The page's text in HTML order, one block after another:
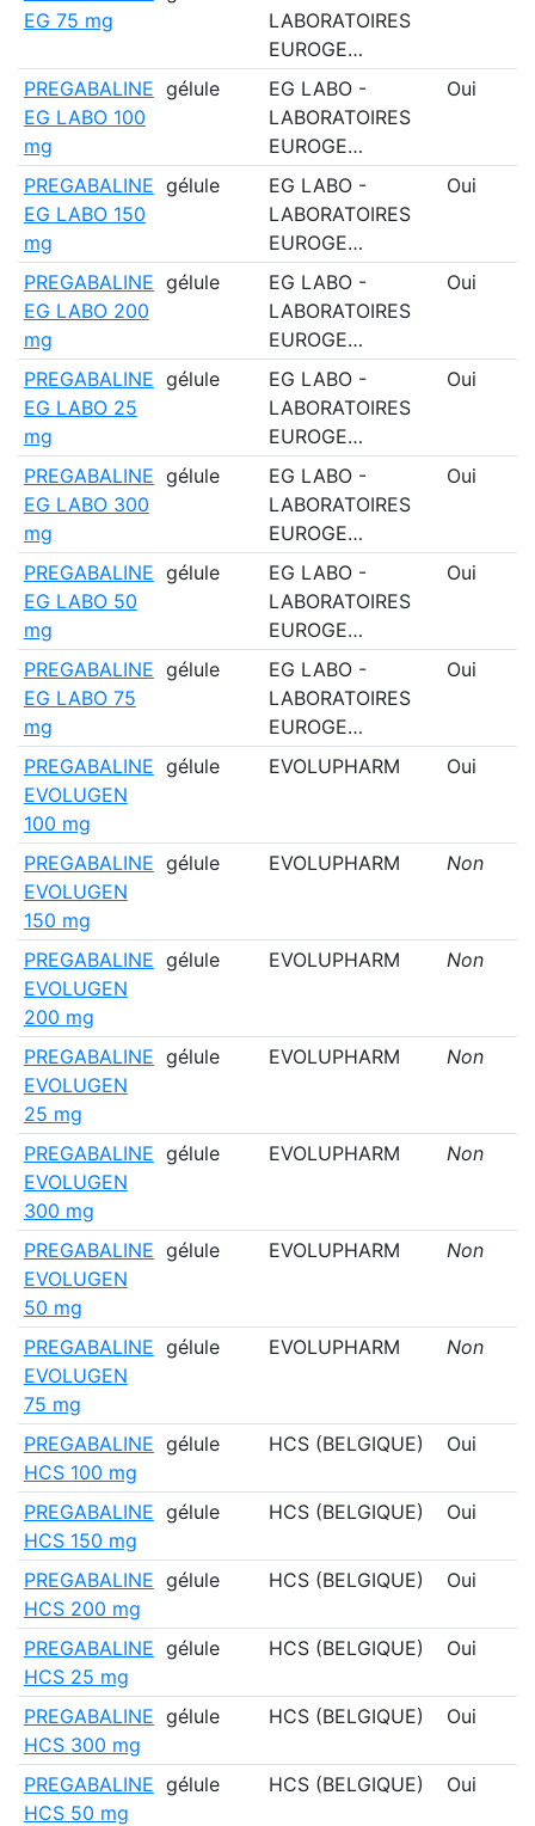
EG 75 mg
LABORATOIRES
EUROGE…
PREGABALINE
EG LABO 100
mg
gélule
EG LABO -
LABORATOIRES
EUROGE…
Oui
PREGABALINE
EG LABO 150
mg
gélule
EG LABO -
LABORATOIRES
EUROGE…
Oui
PREGABALINE
EG LABO 200
mg
gélule
EG LABO -
LABORATOIRES
EUROGE…
Oui
PREGABALINE
EG LABO 25
mg
gélule
EG LABO -
LABORATOIRES
EUROGE…
Oui
PREGABALINE
EG LABO 300
mg
gélule
EG LABO -
LABORATOIRES
EUROGE…
Oui
PREGABALINE
EG LABO 50
mg
gélule
EG LABO -
LABORATOIRES
EUROGE…
Oui
PREGABALINE
EG LABO 75
mg
gélule
EG LABO -
LABORATOIRES
EUROGE…
Oui
PREGABALINE
EVOLUGEN
100 mg
gélule EVOLUPHARM Oui
PREGABALINE
EVOLUGEN
150 mg
gélule EVOLUPHARM Non
PREGABALINE
EVOLUGEN
200 mg
gélule EVOLUPHARM Non
PREGABALINE
EVOLUGEN
25 mg
gélule EVOLUPHARM Non
PREGABALINE
EVOLUGEN
300 mg
gélule EVOLUPHARM Non
PREGABALINE
EVOLUGEN
50 mg
gélule EVOLUPHARM Non
PREGABALINE
EVOLUGEN
75 mg
gélule EVOLUPHARM Non
PREGABALINE
HCS 100 mg
gélule HCS (BELGIQUE) Oui
PREGABALINE
HCS 150 mg
gélule HCS (BELGIQUE) Oui
PREGABALINE
HCS 200 mg
gélule HCS (BELGIQUE) Oui
PREGABALINE
HCS 25 mg
gélule HCS (BELGIQUE) Oui
PREGABALINE
HCS 300 mg
gélule HCS (BELGIQUE) Oui
PREGABALINE
HCS 50 mg
gélule HCS (BELGIQUE) Oui